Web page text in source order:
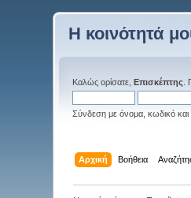
Η κοινότητά
Καλώς ορίσατε,Επισκέπτης
Σύνδεση με όνομα, κωδικό και
Αρχική Βοήθεια